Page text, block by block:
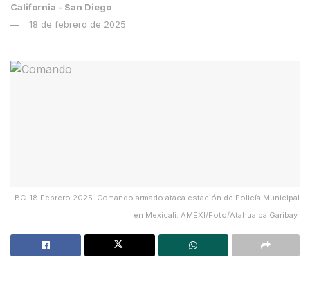
California - San Diego
18 de febrero de 2025
BC. 18 Febrero 2025. Comando armado ataca estación de Policía Municipal
en Mexicali. AMEXI/Foto/Atahualpa Garibay